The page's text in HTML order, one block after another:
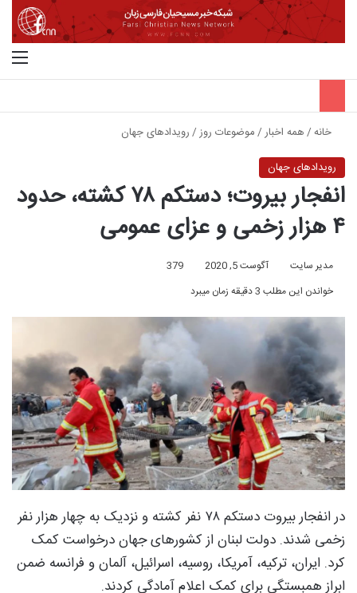
خانه/همه اخبار/موضوعات روز/رویدادهای جهان
رویدادهای جهان
انفجار بیروت؛ دستکم ۷۸ کشته، حدود
۴ هزار زخمی و عزای عمومی
مدیر سایت آگوست 5, 2020
379
خواندن این مطلب 3 دقیقه زمان میبرد
در انفجار بیروت دستکم ۷۸ نفر کشته و نزدیک به چهار هزار نفر
زخمی شدند. دولت لبنان از کشورهای جهان درخواست کمک
کرد. ایران، ترکیه، آمریکا، روسیه، اسرائیل، آلمان و فرانسه ضمن
ابراز همبستگی برای کمک اعلام آمادگی کردند.